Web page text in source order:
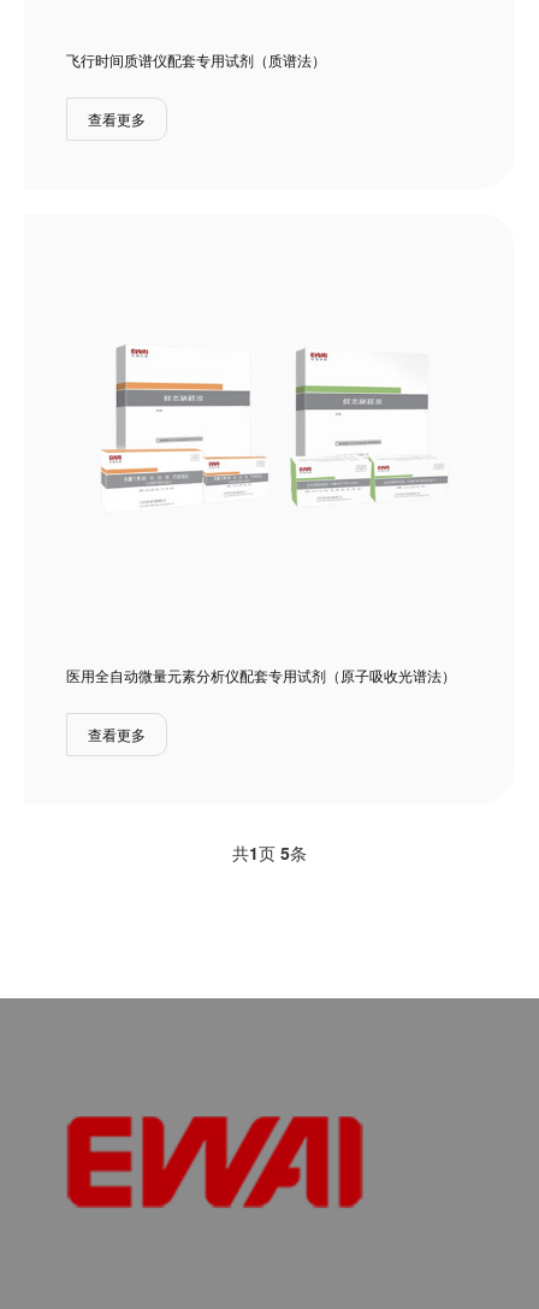
飞行时间质谱仪配套专用试剂（质谱法）
查看更多
医用全自动微量元素分析仪配套专用试剂（原子吸收光谱法）
查看更多
共1页 5条